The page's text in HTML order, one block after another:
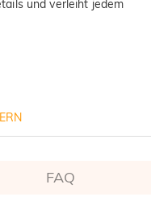
und verleiht jedem
FAQ